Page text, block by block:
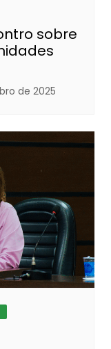
sobre
de 2025